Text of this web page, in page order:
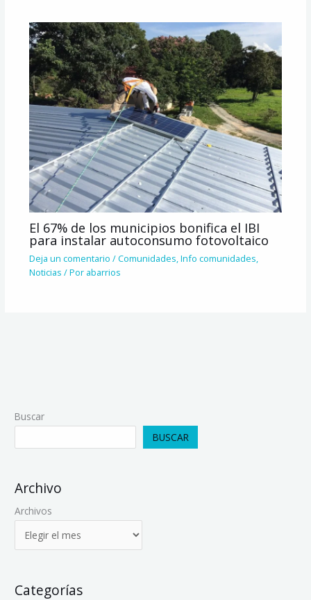
El 67% de los municipios bonifica el IBI
para instalar autoconsumo fotovoltaico
Deja un comentario /Comunidades,Info comunidades,
Noticias / Por abarrios
Buscar
BUSCAR
Archivo
Archivos
Categorías